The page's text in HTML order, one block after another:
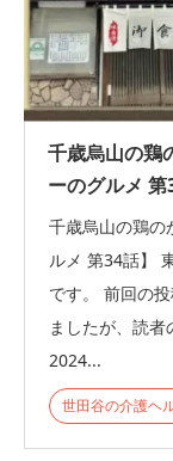
千歳烏山の鶏
ーのグルメ 第
千歳烏山の鶏の
ルメ 第34話】
です。 前回の
ましたが、読
2024...
世田谷の介護ヘ